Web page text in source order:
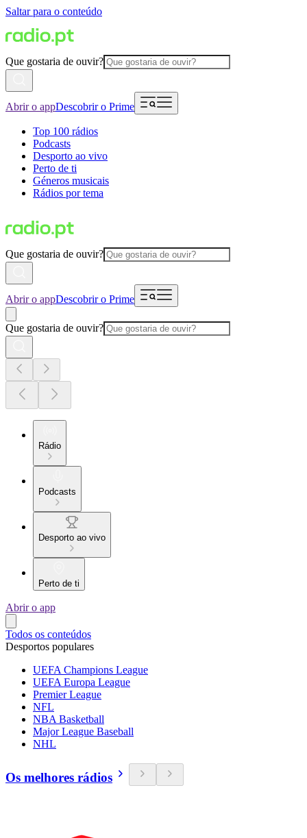
Saltar para o conteúdo
Que gostaria de ouvir?
Abrir o appDescobrir o Prime
Top 100 rádios
Podcasts
Desporto ao vivo
Perto de ti
Géneros musicais
Rádios por tema
Que gostaria de ouvir?
Abrir o appDescobrir o Prime
Que gostaria de ouvir?
Rádio
Podcasts
Desporto ao vivo
Perto de ti
Abrir o app
Todos os conteúdos
Desportos populares
UEFA Champions League
UEFA Europa League
Premier League
NFL
NBA Basketball
Major League Baseball
NHL
Os melhores rádios